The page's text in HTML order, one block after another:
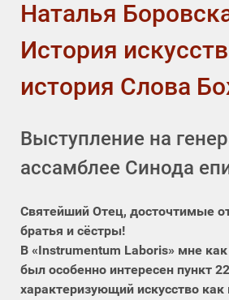
Наталья
История
история Слова
Выступление на
ассамблее Синода
Святейший Отец, досточтимые
братья и сёстры!
В «Instrumentum Laboris» мне как
был особенно интересен пункт
характеризующий искусство как